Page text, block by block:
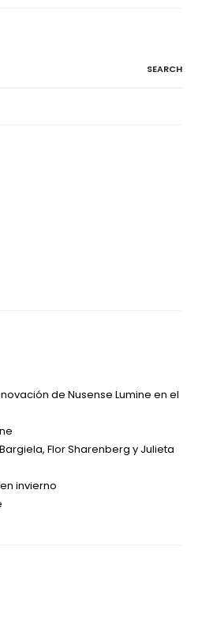
de Nusense Lumine en el
Flor Sharenberg y Julieta
invierno